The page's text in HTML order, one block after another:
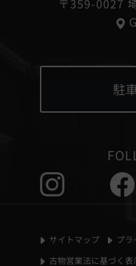
〒359-0027
駐
サイトマップ プ
古物営業法に基づく表